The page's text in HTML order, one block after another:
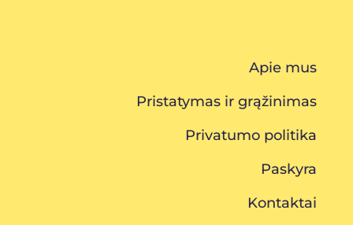
Apie mus
Pristatymas ir grąžinimas
Privatumo politika
Paskyra
Kontaktai